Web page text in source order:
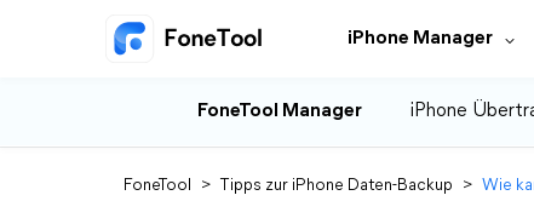
iPhone Manager
FoneTool Manager iPhone
FoneTool > Tipps zur iPhone Daten-Backup > Wie